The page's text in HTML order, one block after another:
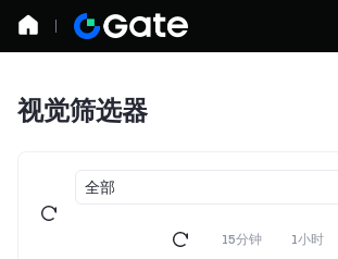
视觉筛选器
全部
15分钟 1小时